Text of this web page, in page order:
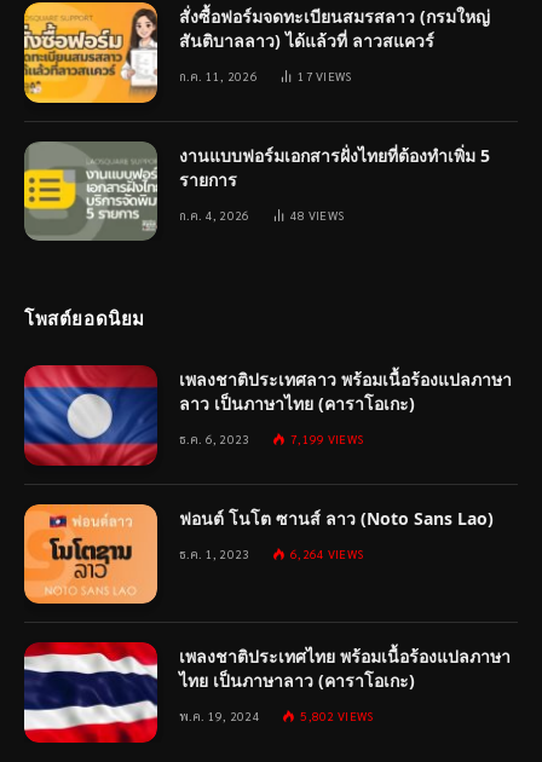
สั่งซื้อฟอร์มจดทะเบียนสมรสลาว (กรมใหญ่
สันติบาลลาว) ได้แล้วที่ ลาวสแควร์
ก.ค. 11, 2026 17VIEWS
งานแบบฟอร์มเอกสารฝั่งไทยที่ต้องทำเพิ่ม 5
รายการ
ก.ค. 4, 2026 48 VIEWS
โพสต์ยอดนิยม
เพลงชาติประเทศลาว พร้อมเนื้อร้องแปลภาษา
ลาว เป็นภาษาไทย (คาราโอเกะ)
ธ.ค. 6, 2023 7,199 VIEWS
ฟอนต์ โนโต ซานส์ ลาว (Noto Sans Lao)
ธ.ค. 1, 2023 6,264 VIEWS
เพลงชาติประเทศไทย พร้อมเนื้อร้องแปลภาษา
ไทย เป็นภาษาลาว (คาราโอเกะ)
พ.ค. 19, 2024 5,802VIEWS